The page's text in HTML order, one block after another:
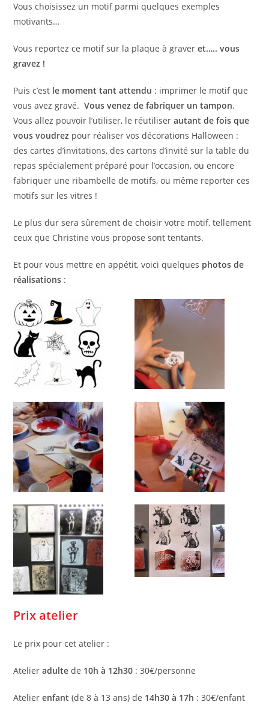
Vous choisissez un motif parmi quelques exemples
motivants…
Vous reportez ce motif sur la plaque à graveret….. vous
gravez !
Puis c’est le moment tant attendu : imprimer le motif que
vous avez gravé.Vous venez de fabriquer un tampon.
Vous allez pouvoir l’utiliser, le réutiliserautant de fois que
vous voudrez pour réaliser vos décorations Halloween :
des cartes d’invitations, des cartons d’invité sur la table du
repas spécialement préparé pour l’occasion, ou encore
fabriquer une ribambelle de motifs, ou même reporter ces
motifs sur les vitres !
Le plus dur sera sûrement de choisir votre motif, tellement
ceux que Christine vous propose sont tentants.
Et pour vous mettre en appétit, voici quelques photos de
réalisations :
Prix atelier
Le prix pour cet atelier :
Atelieradulte de 10h à 12h30 : 30€/personne
Atelierenfant (de 8 à 13 ans) de 14h30 à 17h : 30€/enfant